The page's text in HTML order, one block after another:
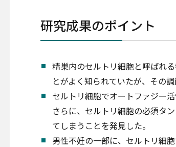
研究成果のポイント
精巣内のセルトリ細胞と呼ばれ
とがよく知られていたが、その
セルトリ細胞でオートファジー
さらに、セルトリ細胞の必須タ
てしまうことを発見した。
男性不妊の一部に、セルトリ細